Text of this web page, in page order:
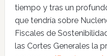
tiempo y tras un
que tendría sobre
Fiscales de
las Cortes Generales la